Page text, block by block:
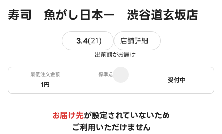
寿司 魚がし日本一 渋谷道玄坂店
3.4(21)21件のレビュー
店舗詳細
出前館がお届け
最低注文金額
1円
標準送料
ステータス
受付中
お届け先が設定されていないため
ご利用いただけません